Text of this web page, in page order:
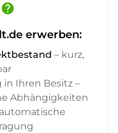
help
erwerben:
– kurz,
Ihren Besitz –
Abhängigkeiten